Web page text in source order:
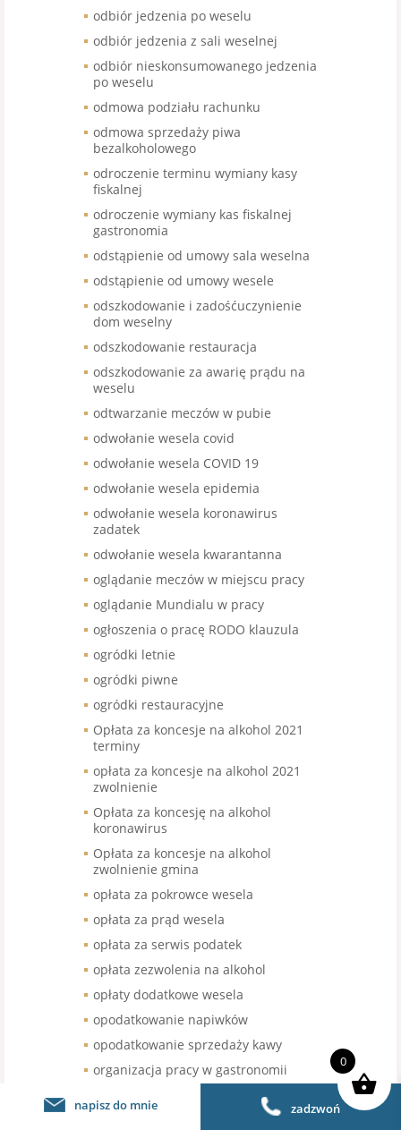
odbiór jedzenia po weselu
odbiór jedzenia z sali weselnej
odbiór nieskonsumowanego jedzenia
po weselu
odmowa podziału rachunku
odmowa sprzedaży piwa
bezalkoholowego
odroczenie terminu wymiany kasy
fiskalnej
odroczenie wymiany kas fiskalnej
gastronomia
odstąpienie od umowy sala weselna
odstąpienie od umowy wesele
odszkodowanie i zadośćuczynienie
dom weselny
odszkodowanie restauracja
odszkodowanie za awarię prądu na
weselu
odtwarzanie meczów w pubie
odwołanie wesela covid
odwołanie wesela COVID 19
odwołanie wesela epidemia
odwołanie wesela koronawirus
zadatek
odwołanie wesela kwarantanna
oglądanie meczów w miejscu pracy
oglądanie Mundialu w pracy
ogłoszenia o pracę RODO klauzula
ogródki letnie
ogródki piwne
ogródki restauracyjne
Opłata za koncesje na alkohol 2021
terminy
opłata za koncesje na alkohol 2021
zwolnienie
Opłata za koncesję na alkohol
koronawirus
Opłata za koncesje na alkohol
zwolnienie gmina
opłata za pokrowce wesela
opłata za prąd wesela
opłata za serwis podatek
opłata zezwolenia na alkohol
opłaty dodatkowe wesela
opodatkowanie napiwków
opodatkowanie sprzedaży kawy
organizacja pracy w gastronomii
organizacja pracy w restauracji
organizacja urodzin stawka VAT
napisz do mnie zadzwoń
0